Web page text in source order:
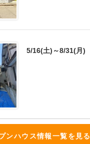
5/16(土)～8/31(月)
ンハウス情報一覧を見る